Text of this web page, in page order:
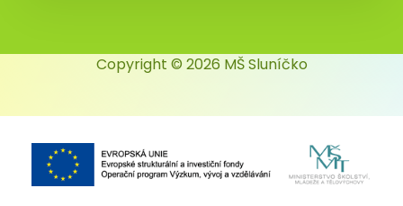
Copyright © 2026 MŠ Sluníčko